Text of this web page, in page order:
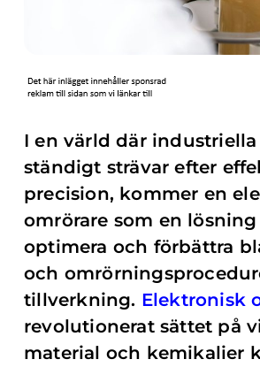
I en värld där industriella
ständigt strävar efter
precision, kommer en
omrörare som en
optimera och förbättra
och
tillverkning. Elektronisk
revolutionerat sättet på
material och kemikalier